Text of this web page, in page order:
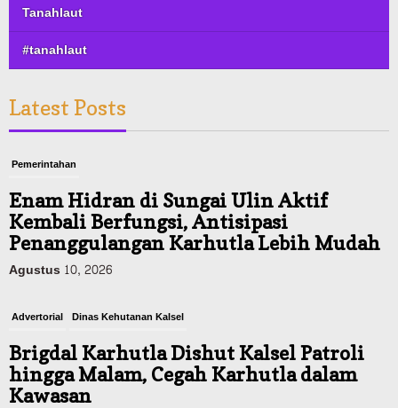
Tanahlaut
#tanahlaut
Latest Posts
Pemerintahan
Enam Hidran di Sungai Ulin Aktif
Kembali Berfungsi, Antisipasi
Penanggulangan Karhutla Lebih Mudah
Agustus 10, 2026
Advertorial Dinas Kehutanan Kalsel
Brigdal Karhutla Dishut Kalsel Patroli
hingga Malam, Cegah Karhutla dalam
Kawasan